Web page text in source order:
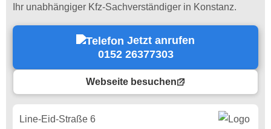
Ihr unabhängiger Kfz-Sachverständiger in Konstanz.
Jetzt anrufen
0152 26377303
Webseite besuchen
Line-Eid-Straße 6